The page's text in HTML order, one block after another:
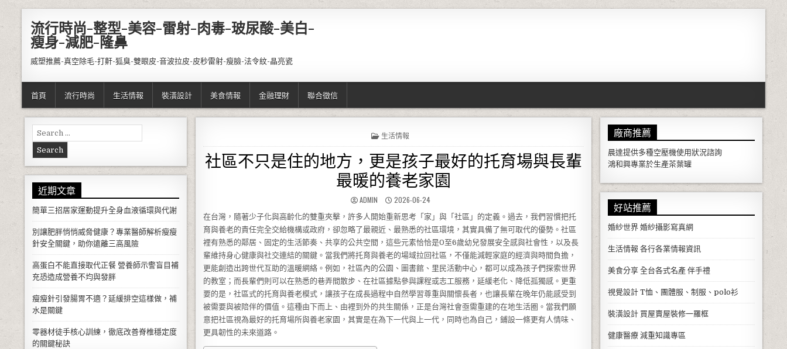
流行時尚-整型-美容-雷射-肉毒-玻尿酸-美白-
瘦身-減肥-隆鼻
威塑推薦-真空除毛-打鼾-狐臭-雙眼皮-音波拉皮-皮秒雷射-瘦臉-法令紋-晶亮瓷
首頁 流行時尚 生活情報 裝潢設計 美食情報 金融理財 聯合徵信
POSTED IN
生活情報
社區不只是住的地方，更是孩子最好的托育場與長輩
最暖的養老家園
AUTHOR:
ADMIN PUBLISHED DATE:
2026-06-24
在台灣，隨著少子化與高齡化的雙重夾擊，許多人開始重新思考「家」與「社區」的定義。過去，我們習慣把托
育與養老的責任完全交給機構或政府，卻忽略了最親近、最熟悉的社區環境，其實具備了無可取代的優勢。社區
裡有熟悉的鄰居、固定的生活節奏、共享的公共空間，這些元素恰恰是0至6歲幼兒發展安全感與社會性，以及長
輩維持身心健康與社交連結的關鍵。當我們將托育與養老的場域拉回社區，不僅能減輕家庭的經濟與時間負擔，
更能創造出跨世代互助的溫暖網絡。例如，社區內的公園、圖書館、里民活動中心，都可以成為孩子們探索世界
的教室；而長輩們則可以在熟悉的巷弄間散步、在社區據點參與課程或志工服務，延緩老化、降低孤獨感。更重
要的是，社區式的托育與養老模式，讓孩子在成長過程中自然學習尊重與關懷長者，也讓長輩在晚年仍能感受到
被需要與被陪伴的價值。這種由下而上、由裡到外的共生關係，正是台灣社會亟需重建的在地生活圈。當我們願
意把社區視為最好的托育場所與養老家園，其實是在為下一代與上一代，同時也為自己，鋪設一條更有人情味、
更具韌性的未來道路。
Search for:
近期文章
簡單三招居家運動提升全身血液循環與代謝
別讓肥胖悄悄威脅健康？專業醫師解析瘦瘦
針安全關鍵，助你遠離三高風險
高蛋白不能直接取代正餐 營養師示警盲目補
充恐造成營養不均與發胖
瘦瘦針引發腸胃不適？延緩排空這樣做，補
水是關鍵
零器材徒手核心訓練，徹底改善脊椎穩定度
的關鍵秘訣
廠商推薦
晨達提供多種空壓機使用狀況諮詢
鴻和興專業於生產茶葉罐
好站推薦
婚紗世界婚紗攝影寫真網
生活情報 各行各業情報資訊
美食分享全台各式名產 伴手禮
視覺設計T恤、團體服、制服、polo衫
裝潢設計買屋賣屋裝修一羅框
健康醫療減重知識專區